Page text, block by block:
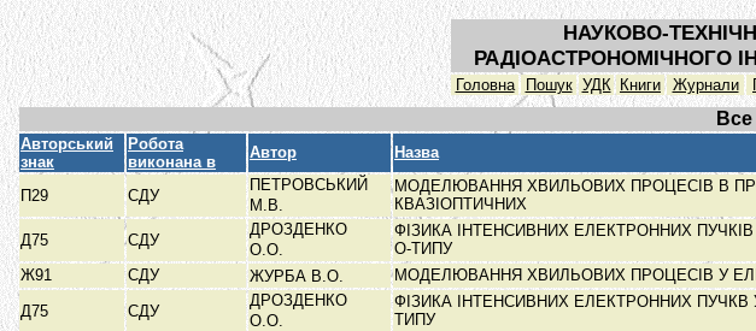
НАУКОВО-
РАДІОАСТРОНОМІЧНОГО
Головна Пошук УДК Книги Журнали
Авторський
знак
Робота
виконана в
Автор Назва
П29
СДУ
ПЕТРОВСЬКИЙ
М.В.
МОДЕЛЮВАННЯ ХВИЛЬОВИХ ПРОЦЕСІВ В
КВАЗІОПТИЧНИХ
Д75 СДУ
ДРОЗДЕНКО
О.О.
ФІЗИКА ІНТЕНСИВНИХ ЕЛЕКТРОННИХ
О-ТИПУ
Ж91
СДУ ЖУРБА В.О. МОДЕЛЮВАННЯ ХВИЛЬОВИХ ПРОЦЕСІВ У
Д75
СДУ
ДРОЗДЕНКО
О.О.
ФІЗИКА ІНТЕНСИВНИХ ЕЛЕКТРОННИХ
ТИПУ